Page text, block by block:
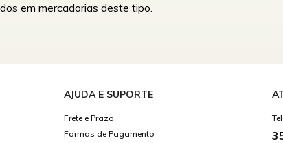
em mercadorias deste tipo.
AJUDA E SUPORTE
Frete e Prazo
Formas de Pagamento